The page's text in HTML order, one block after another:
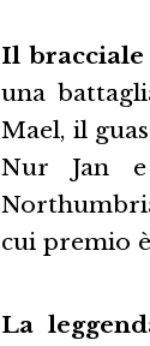
Il bracciale
una
Mael, il
Nur Jan
cui premio
La